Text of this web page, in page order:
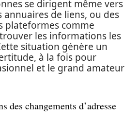
se dirigent même vers
annuaires de liens, ou des
plateformes comme
les informations les
situation génère un
à la fois pour
et le grand amateur
des changements d’adresse